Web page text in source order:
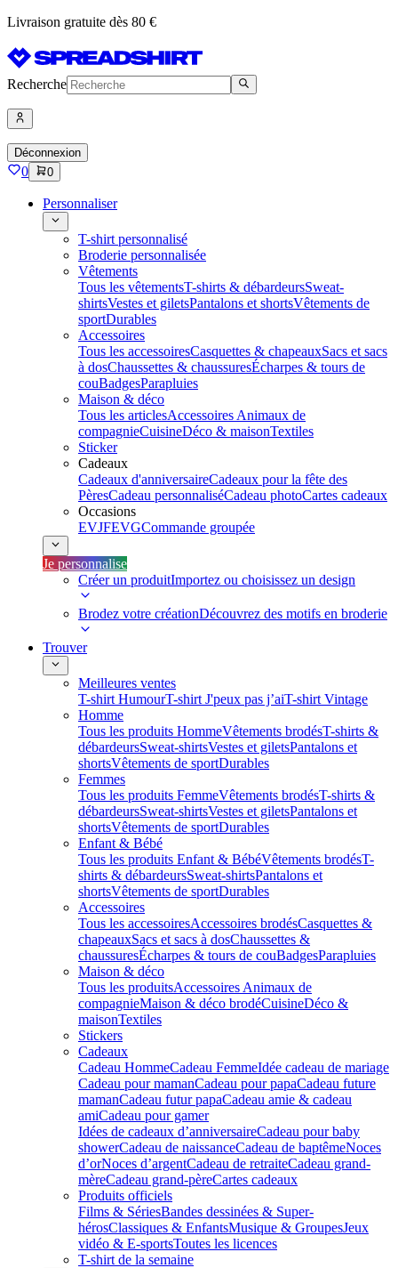
Livraison gratuite dès 80 €
Recherche
Déconnexion
0 0
Personnaliser
T-shirt personnalisé
Broderie personnalisée
Vêtements
Tous les vêtementsT-shirts & débardeursSweat-
shirtsVestes et giletsPantalons et shortsVêtements de
sportDurables
Accessoires
Tous les accessoiresCasquettes & chapeauxSacs et sacs
à dosChaussettes & chaussuresÉcharpes & tours de
couBadgesParapluies
Maison & déco
Tous les articlesAccessoires Animaux de
compagnieCuisineDéco & maisonTextiles
Sticker
Cadeaux
Cadeaux d'anniversaireCadeaux pour la fête des
PèresCadeau personnaliséCadeau photoCartes cadeaux
Occasions
EVJFEVGCommande groupée
Je personnalise
Créer un produitImportez ou choisissez un design
Brodez votre créationDécouvrez des motifs en broderie
Trouver
Meilleures ventes
T-shirt HumourT-shirt J'peux pas j’aiT-shirt Vintage
Homme
Tous les produits HommeVêtements brodésT-shirts &
débardeursSweat-shirtsVestes et giletsPantalons et
shortsVêtements de sportDurables
Femmes
Tous les produits FemmeVêtements brodésT-shirts &
débardeursSweat-shirtsVestes et giletsPantalons et
shortsVêtements de sportDurables
Enfant & Bébé
Tous les produits Enfant & BébéVêtements brodésT-
shirts & débardeursSweat-shirtsPantalons et
shortsVêtements de sportDurables
Accessoires
Tous les accessoiresAccessoires brodésCasquettes &
chapeauxSacs et sacs à dosChaussettes &
chaussuresÉcharpes & tours de couBadgesParapluies
Maison & déco
Tous les produitsAccessoires Animaux de
compagnieMaison & déco brodéCuisineDéco &
maisonTextiles
Stickers
Cadeaux
Cadeau HommeCadeau FemmeIdée cadeau de mariage​
Cadeau pour mamanCadeau pour papaCadeau future
mamanCadeau futur papaCadeau amie & cadeau
amiCadeau pour gamer
Idées de cadeaux d’anniversaireCadeau pour baby
showerCadeau de naissanceCadeau de baptêmeNoces
d’orNoces d’argentCadeau de retraiteCadeau grand-
mèreCadeau grand-pèreCartes cadeaux
Produits officiels
Films & SériesBandes dessinées & Super-
hérosClassiques & EnfantsMusique & GroupesJeux
vidéo & E-sportsToutes les licences
T-shirt de la semaine